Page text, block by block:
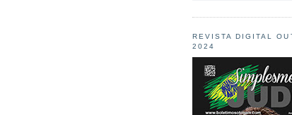
REVISTA DIGITAL
2024